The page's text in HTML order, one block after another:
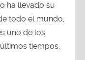
ha llevado su
todo el mundo,
uno de los
tiempos.